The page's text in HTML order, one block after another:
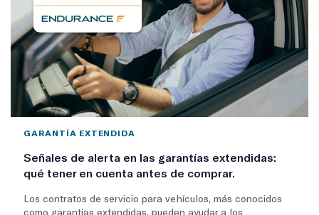
GARANTÍA EXTENDIDA
Señales de alerta en las garantías extendidas:
qué tener en cuenta antes de comprar.
Los contratos de servicio para vehículos, más conocidos
como garantías extendidas, pueden ayudar a los